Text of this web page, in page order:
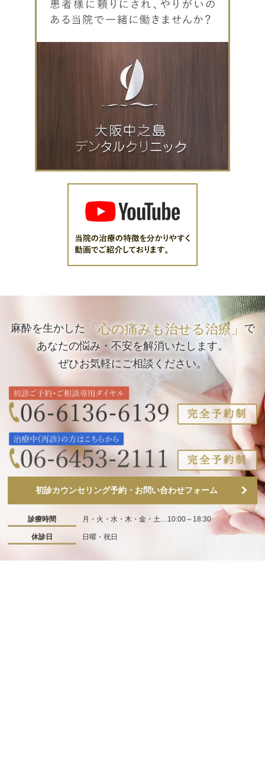
麻酔を生かした 「心の痛みも治せる治療」
で
あなたの悩み・不安を解消いたします。
ぜひお気軽にご相談ください。
初診カウンセリング予約・お問い合わせフォーム
診療時間 月・火・水・木・金・土…10:00～18:30
休診日 日曜・祝日